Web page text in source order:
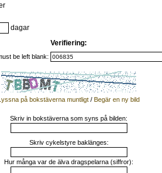
dagar
Verifiering:
be left blank:
på bokstäverna muntligt / Begär en ny bild
Skriv in bokstäverna som syns på bilden:
Skriv cykelstyre baklänges:
Hur många var de älva dragspelarna (siffror):